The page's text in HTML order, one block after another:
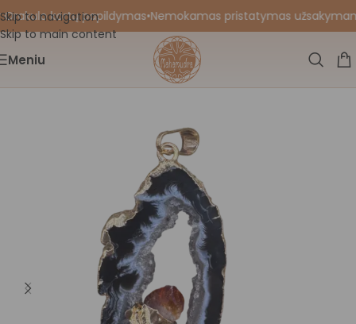
Skip to navigation
Skip to main content
kortų papildymas•Nemokamas pristatymas
Meniu